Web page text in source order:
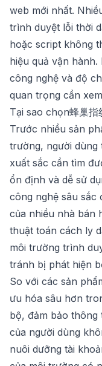
web mới nhất.
trình duyệt lỗi thời
hoặc script không
hiệu quả vận
công nghệ và độ
quan trọng cần
Tại sao chọn蜂巢
Trước nhiều sản
trường, người
xuất sắc cần tìm
ổn định và dễ sử
công nghệ sâu sắc
của nhiều nhà bán
thuật toán cách ly
môi trường trình
tránh bị phát hiện
So với các sản
ưu hóa sâu hơn
bộ, đảm bảo thông
của người dùng
nuôi dưỡng tài